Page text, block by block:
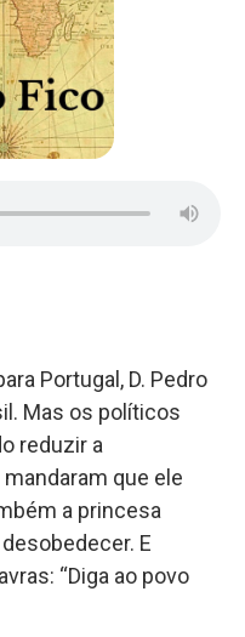
Portugal, D. Pedro
Mas os políticos
reduzir a
que ele
a princesa
E
“Diga ao povo